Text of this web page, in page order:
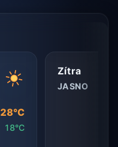
28°C
18°C
Zítra
JASNO